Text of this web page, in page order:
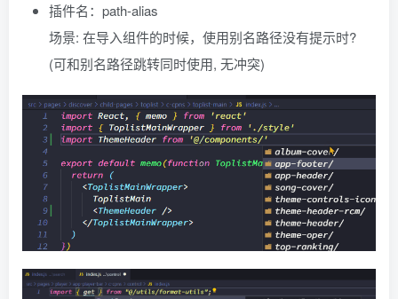
插件名：path-alias
场景: 在导入组件的时候，使用别名路径没有提示时?
(可和别名路径跳转同时使用, 无冲突)